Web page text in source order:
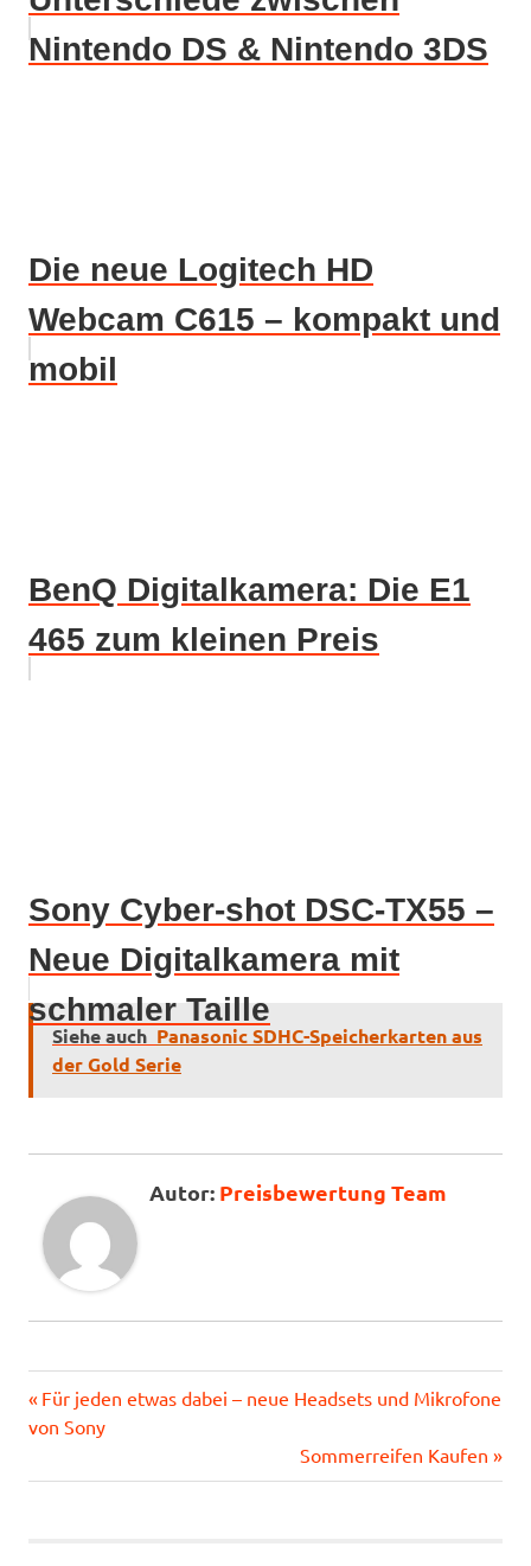
Nintendo DS & Nintendo 3DS
Die neue Logitech HD
Webcam C615 – kompakt und
mobil
BenQ Digitalkamera: Die E1
465 zum kleinen Preis
Sony Cyber-shot DSC-TX55 –
Neue Digitalkamera mit
schmaler Taille
Siehe auch Panasonic SDHC-Speicherkarten aus
der Gold Serie
Preisbewertung Team
Playbook
Beitragsnavigation
Vorheriger
Beitrag:
Für jeden etwas dabei – neue Headsets und Mikrofone
von Sony
Nächster
Beitrag:
Sommerreifen Kaufen